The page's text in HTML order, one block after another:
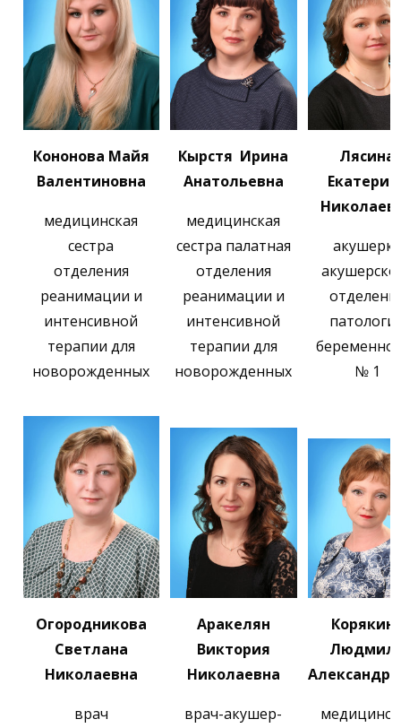
Кононова Майя
Валентиновна
медицинская
сестра
отделения
реанимации и
интенсивной
терапии для
новорожденных
Кырстя Ирина
Анатольевна
медицинская
сестра палатная
отделения
реанимации и
интенсивной
терапии для
новорожденных
Лясина
акушерка
№ 1
Огородникова
Светлана
Николаевна
врач
Аракелян
Виктория
Николаевна
врач-акушер-